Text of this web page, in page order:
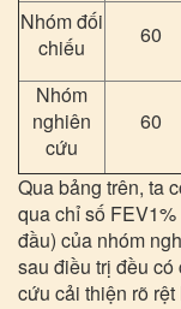
Nhóm đối
chiếu
60
Nhóm
nghiên
cứu
60
Qua bảng trên, ta
qua chỉ số
đầu) của nhóm
sau điều trị đều
cứu cải thiện rõ rệt